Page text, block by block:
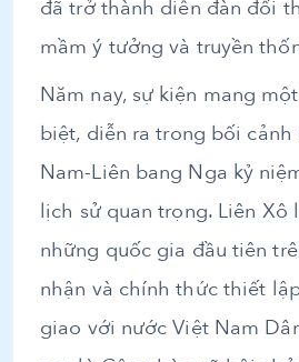
đã trở thành diễn đàn đối
mầm ý tưởng và truyền
Năm nay, sự kiện mang
biệt, diễn ra trong bối
Nam-Liên bang Nga kỷ
lịch sử quan trọng. Liên Xô
những quốc gia đầu tiên
nhận và chính thức thiết
giao với nước Việt Nam